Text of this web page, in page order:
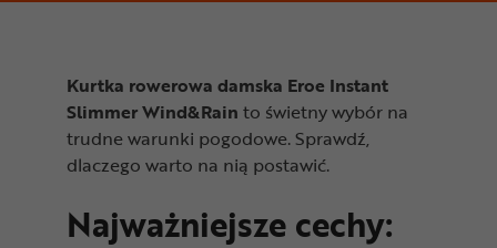
Kurtka rowerowa damska Eroe Instant
Slimmer Wind&Rain to świetny wybór na
trudne warunki pogodowe. Sprawdź,
dlaczego warto na nią postawić.
Najważniejsze cechy: